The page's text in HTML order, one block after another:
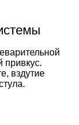
привкус.
вздутие